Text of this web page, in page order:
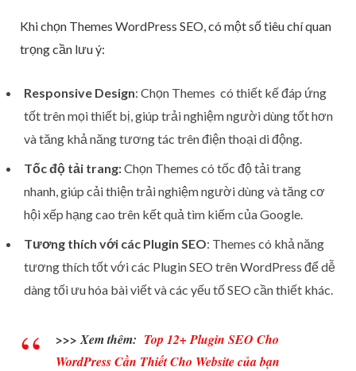
Khi chọn Themes WordPress SEO, có một số tiêu chí quan
trọng cần lưu ý:
Responsive Design: Chọn Themes có thiết kế đáp ứng
tốt trên mọi thiết bị, giúp trải nghiệm người dùng tốt hơn
và tăng khả năng tương tác trên điện thoại di động.
Tốc độ tải trang:Chọn Themes có tốc độ tải trang
nhanh, giúp cải thiện trải nghiệm người dùng và tăng cơ
hội xếp hạng cao trên kết quả tìm kiếm của Google.
Tương thích với các Plugin SEO: Themes có khả năng
tương thích tốt với các Plugin SEO trên WordPress để dễ
dàng tối ưu hóa bài viết và các yếu tố SEO cần thiết khác.
>>> Xem thêm: Top 12+ Plugin SEO Cho
WordPress Cần Thiết Cho Website của bạn